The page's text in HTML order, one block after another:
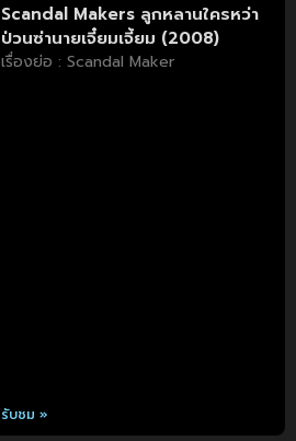
Scandal Makers ลูกหลานใครหว่า
ป่วนซ่านายเจี๋ยมเจี้ยม (2008)
เรื่องย่อ : Scandal Maker
รับชม »